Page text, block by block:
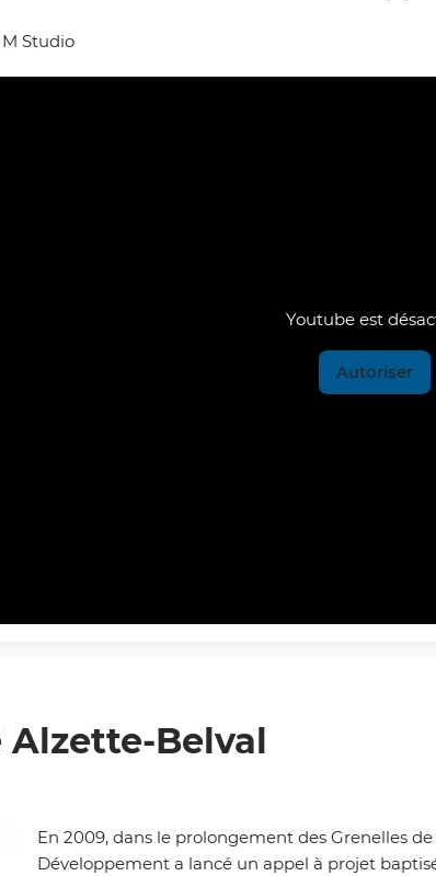
Studio
Youtube est
Autoriser
Alzette-Belval
En 2009, dans le prolongement des Grenelles
Développement a lancé un appel à projet